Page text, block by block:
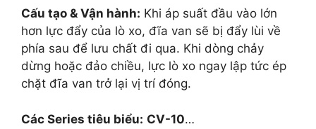
Cấu tạo & Vận hành: Khi áp suất đầu vào lớn
hơn lực đẩy của lò xo, đĩa van sẽ bị đẩy lùi về
phía sau để lưu chất đi qua. Khi dòng chảy
dừng hoặc đảo chiều, lực lò xo ngay lập tức ép
chặt đĩa van trở lại vị trí đóng.
Các Series tiêu biểu: CV-10…